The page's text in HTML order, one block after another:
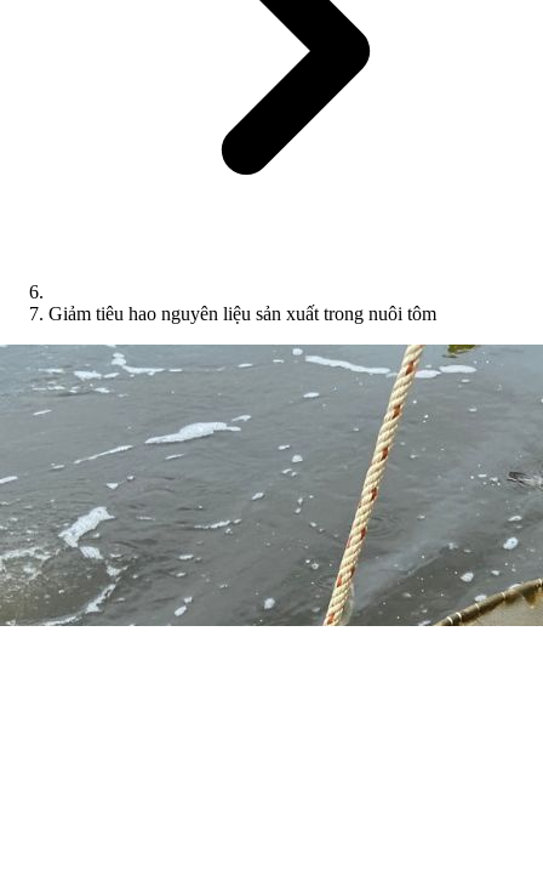
Giảm tiêu hao nguyên liệu sản xuất trong nuôi tôm